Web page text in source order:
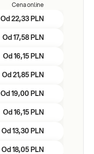
Cena online
Od 22,33 PLN
Od 17,58 PLN
Od 16,15 PLN
Od 21,85 PLN
Od 19,00 PLN
Od 16,15 PLN
Od 13,30 PLN
Od 18,05 PLN